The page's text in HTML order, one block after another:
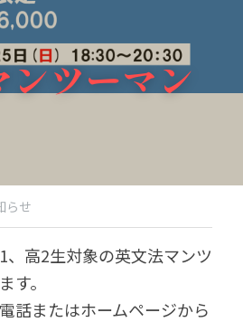
クを予約する
ンツーマン
らせ
、高2生対象の英文法マンツ
す。
話またはホームページから